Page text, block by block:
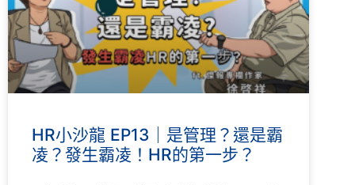
HR小沙龍 EP13｜是管理？還是霸
凌？發生霸凌！HR的第一步？